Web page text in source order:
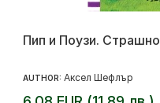
Пип и Поузи.
AUTHOR: Аксел Шефлър